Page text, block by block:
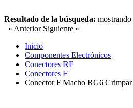
Resultado de la búsqueda: mostrando
« Anterior Siguiente »
Inicio
Componentes Electrónicos
Conectores RF
Conectores F
Conector F Macho RG6 Crimpar